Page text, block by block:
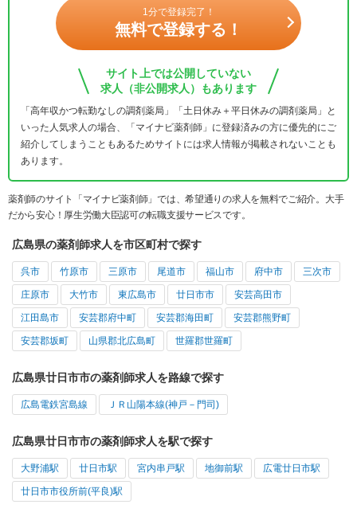
1分で登録完了！
無料で登録する！
サイト上では公開していない
求人（非公開求人）もあります
「高年収かつ転勤なしの調剤薬局」「土日休み＋平日休みの調剤薬局」と
いった人気求人の場合、「マイナビ薬剤師」に登録済みの方に優先的にご
紹介してしまうこともあるためサイトには求人情報が掲載されないことも
あります。
薬剤師のサイト「マイナビ薬剤師」では、希望通りの求人を無料でご紹介。大手
だから安心！厚生労働大臣認可の転職支援サービスです。
広島県の薬剤師求人を市区町村で探す
呉市 竹原市 三原市 尾道市 福山市 府中市 三次市
庄原市 大竹市 東広島市 廿日市市 安芸高田市
江田島市 安芸郡府中町 安芸郡海田町 安芸郡熊野町
安芸郡坂町 山県郡北広島町 世羅郡世羅町
広島県廿日市市の薬剤師求人を路線で探す
広島電鉄宮島線 ＪＲ山陽本線(神戸－門司)
広島県廿日市市の薬剤師求人を駅で探す
大野浦駅 廿日市駅 宮内串戸駅 地御前駅 広電廿日市駅
廿日市市役所前(平良)駅